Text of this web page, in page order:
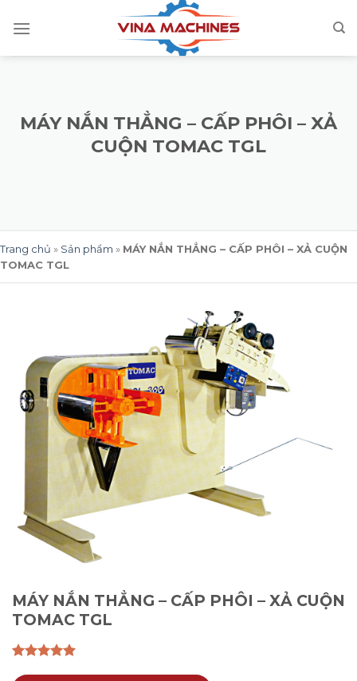
MÁY NẮN THẲNG – CẤP PHÔI – XẢ
CUỘN TOMAC TGL
Trang chủ » Sản phẩm » MÁY NẮN THẲNG – CẤP PHÔI – XẢ CUỘN
TOMAC TGL
MÁY NẮN THẲNG – CẤP PHÔI – XẢ CUỘN
TOMAC TGL